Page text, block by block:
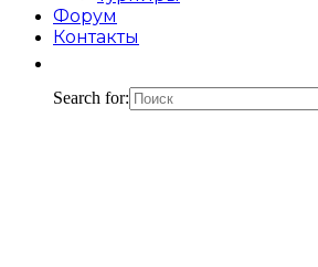
Форум
Контакты
Search for: